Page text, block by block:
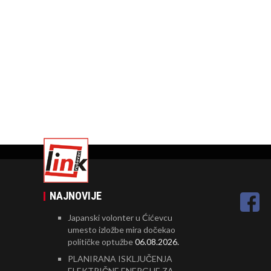
NAJNOVIJE
Japanski volonter u Ćićevcu
umesto izložbe mira dočekao
političke optužbe06.08.2026.
PLANIRANA ISKLJUČENJA